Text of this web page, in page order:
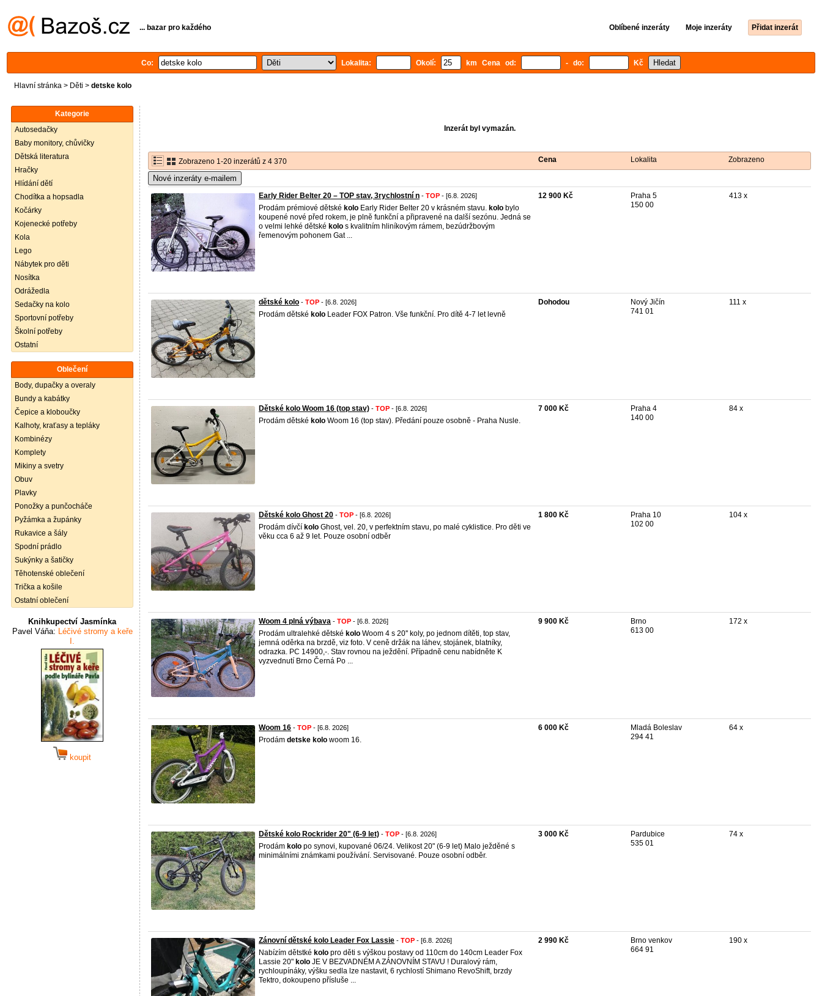
... bazar pro každého Oblíbené inzeráty Moje inzeráty Přidat inzerát
Co: Lokalita: Okolí: km Cena od: - do: Kč
Hlavní stránka > Děti > detske kolo
Kategorie
Autosedačky
Baby monitory, chůvičky
Dětská literatura
Hračky
Hlídání dětí
Chodítka a hopsadla
Kočárky
Kojenecké potřeby
Kola
Lego
Nábytek pro děti
Nosítka
Odrážedla
Sedačky na kolo
Sportovní potřeby
Školní potřeby
Ostatní
Oblečení
Body, dupačky a overaly
Bundy a kabátky
Čepice a kloboučky
Kalhoty, kraťasy a tepláky
Kombinézy
Komplety
Mikiny a svetry
Obuv
Plavky
Ponožky a punčocháče
Pyžámka a župánky
Rukavice a šály
Spodní prádlo
Sukýnky a šatičky
Těhotenské oblečení
Trička a košile
Ostatní oblečení
Knihkupectví Jasmínka
Pavel Váňa: Léčivé stromy a keře
I.
koupit
Inzerát byl vymazán.
Zobrazeno 1-20 inzerátů z 4 370 Cena Lokalita Zobrazeno
Nové inzeráty e-mailem
Early Rider Belter 20 – TOP stav, 3rychlostní n - TOP - [6.8. 2026]
Prodám prémiové dětské kolo Early Rider Belter 20 v krásném stavu. kolo bylo
koupené nové před rokem, je plně funkční a připravené na další sezónu. Jedná se
o velmi lehké dětské kolo s kvalitním hliníkovým rámem, bezúdržbovým
řemenovým pohonem Gat ...
12 900 Kč
Praha 5
150 00
413 x
dětské kolo - TOP - [6.8. 2026]
Prodám dětské kolo Leader FOX Patron. Vše funkční. Pro dítě 4-7 let levně
Dohodou
Nový Jičín
741 01
111 x
Dětské kolo Woom 16 (top stav) - TOP - [6.8. 2026]
Prodám dětské kolo Woom 16 (top stav). Předání pouze osobně - Praha Nusle.
7 000 Kč
Praha 4
140 00
84 x
Dětské kolo Ghost 20 - TOP - [6.8. 2026]
Prodám dívčí kolo Ghost, vel. 20, v perfektním stavu, po malé cyklistice. Pro děti ve
věku cca 6 až 9 let. Pouze osobní odběr
1 800 Kč
Praha 10
102 00
104 x
Woom 4 plná výbava - TOP - [6.8. 2026]
Prodám ultralehké dětské kolo Woom 4 s 20'' koly, po jednom dítěti, top stav,
jemná oděrka na brzdě, viz foto. V ceně držák na láhev, stojánek, blatníky,
odrazka. PC 14900,-. Stav rovnou na ježdění. Případně cenu nabídněte K
vyzvednutí Brno Černá Po ...
9 900 Kč
Brno
613 00
172 x
Woom 16 - TOP - [6.8. 2026]
Prodám detske kolo woom 16.
6 000 Kč
Mladá Boleslav
294 41
64 x
Dětské kolo Rockrider 20" (6-9 let) - TOP - [6.8. 2026]
Prodám kolo po synovi, kupované 06/24. Velikost 20" (6-9 let) Malo ježděné s
minimálními známkami používání. Servisované. Pouze osobní odběr.
3 000 Kč
Pardubice
535 01
74 x
Zánovní dětské kolo Leader Fox Lassie - TOP - [6.8. 2026]
Nabízím dětstké kolo pro děti s výškou postavy od 110cm do 140cm Leader Fox
Lassie 20" kolo JE V BEZVADNÉM A ZÁNOVNÍM STAVU ! Duralový rám,
rychloupínáky, výšku sedla lze nastavit, 6 rychlostí Shimano RevoShift, brzdy
Tektro, dokoupeno přísluše ...
2 990 Kč
Brno venkov
664 91
190 x